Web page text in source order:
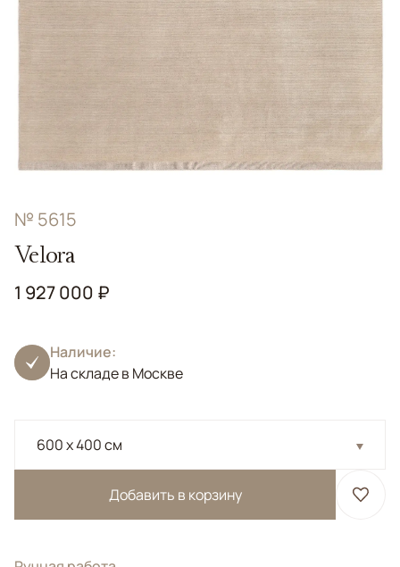
№ 5615
Velora
1 927 000 ₽
Наличие:
На складе в Москве
600 x 400 см
Добавить в корзину